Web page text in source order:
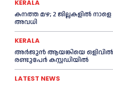
KERALA
കനത്ത മഴ; 2 ജില്ലകളില്‍
അവധി
KERALA
അര്‍ജുന്‍ ആയങ്കിയെ
രണ്ടുപേര്‍ കസ്റ്റഡിയില്‍
LATEST NEWS